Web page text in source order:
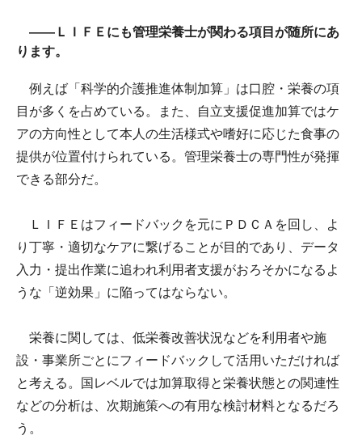
――ＬＩＦＥにも管理栄養士が関わる項目が随所にあ
ります。
例えば「科学的介護推進体制加算」は口腔・栄養の項
目が多くを占めている。また、自立支援促進加算ではケ
アの方向性として本人の生活様式や嗜好に応じた食事の
提供が位置付けられている。管理栄養士の専門性が発揮
できる部分だ。
ＬＩＦＥはフィードバックを元にＰＤＣＡを回し、よ
り丁寧・適切なケアに繋げることが目的であり、データ
入力・提出作業に追われ利用者支援がおろそかになるよ
うな「逆効果」に陥ってはならない。
栄養に関しては、低栄養改善状況などを利用者や施
設・事業所ごとにフィードバックして活用いただければ
と考える。国レベルでは加算取得と栄養状態との関連性
などの分析は、次期施策への有用な検討材料となるだろ
う。